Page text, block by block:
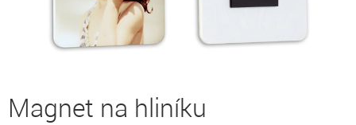
Magnet na hliníku